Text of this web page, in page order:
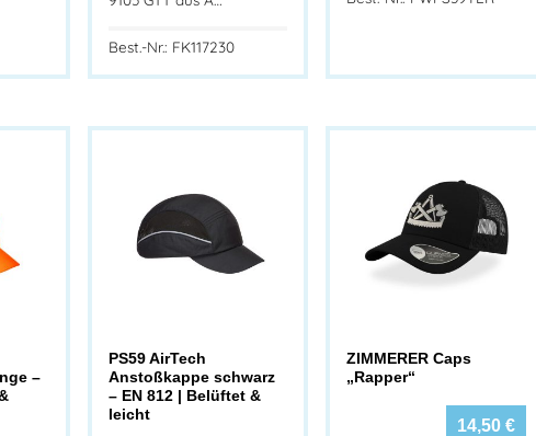
Best.-Nr.: FK117230
–
PS59 AirTech
Anstoßkappe schwarz
– EN 812 | Belüftet &
leicht
ZIMMERER Caps
„Rapper“
14,50 €